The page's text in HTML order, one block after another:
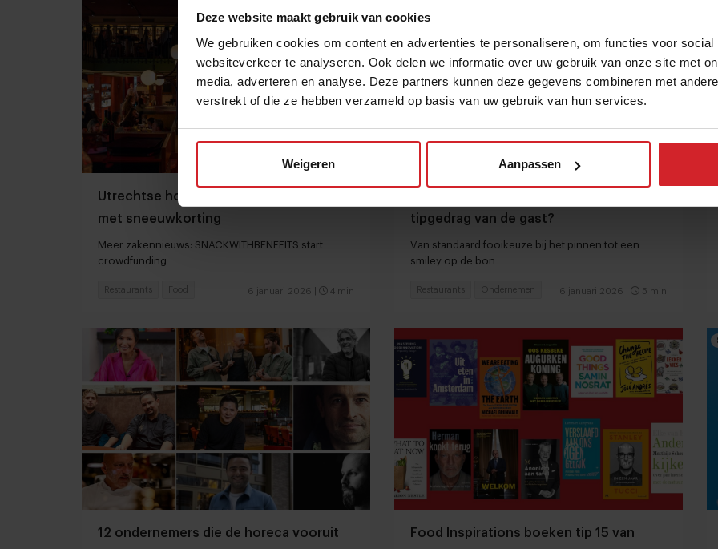
Deze website maakt gebruik van cookies
We gebruiken cookies om content en advertenties te personaliseren, om functies voor social
websiteverkeer te analyseren. Ook delen we informatie over uw gebruik van onze site met
media, adverteren en analyse. Deze partners kunnen deze gegevens combineren met
verstrekt of die ze hebben verzameld op basis van uw gebruik van hun services.
Weigeren Aanpassen
Utrechtse horecazaken lokken gasten
met sneeuwkorting
Meer zakennieuws: SNACKWITHBENEFITS start
crowdfunding
6 januari 2026 4 min
Restaurants Food
tipgedrag van de gast?
Van standaard fooikeuze bij het pinnen tot een
smiley op de bon
6 januari 2026 5 min
Restaurants Ondernemen
12 ondernemers die de horeca vooruit
Food Inspirations boeken tip 15 van